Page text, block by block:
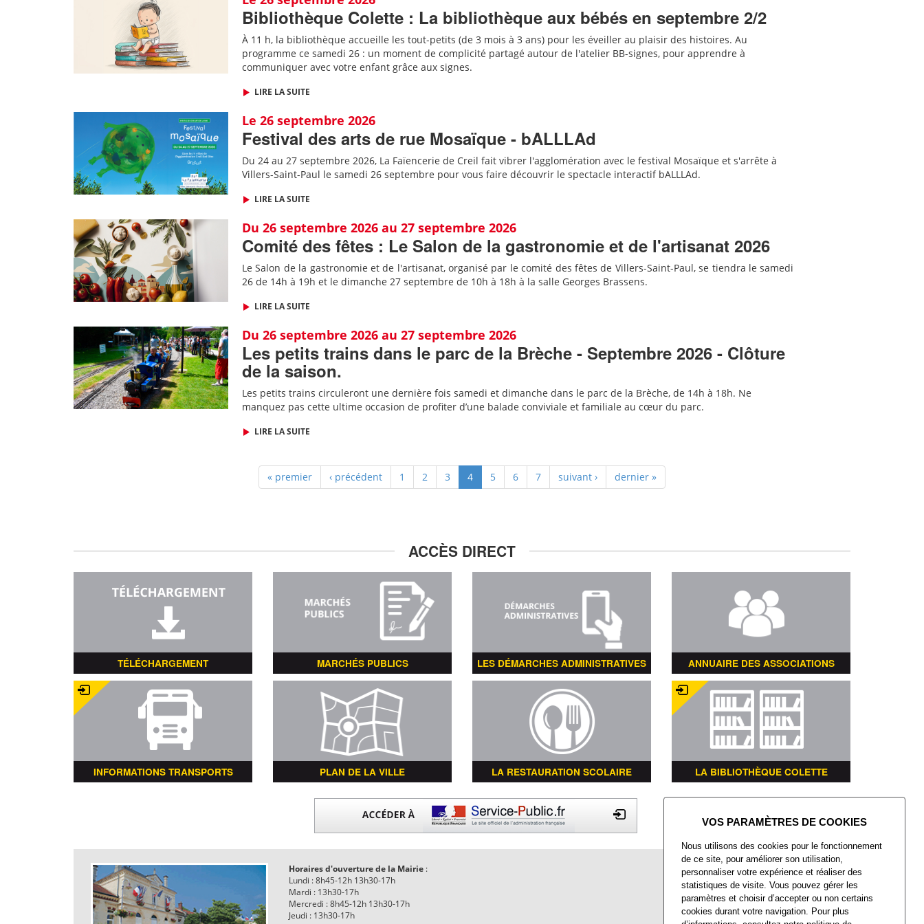
Bibliothèque Colette : La bibliothèque aux bébés en septembre 2/2
À 11 h, la bibliothèque accueille les tout-petits (de 3 mois à 3 ans) pour les éveiller au plaisir des histoires. Au
programme ce samedi 26 : un moment de complicité partagé autour de l'atelier BB-signes, pour apprendre à
communiquer avec votre enfant grâce aux signes.
LIRE LA SUITE
Le 26 septembre 2026
Festival des arts de rue Mosaïque - bALLLAd
Du 24 au 27 septembre 2026, La Faïencerie de Creil fait vibrer l'agglomération avec le festival Mosaïque et s'arrête à
Villers-Saint-Paul le samedi 26 septembre pour vous faire découvrir le spectacle interactif bALLLAd.
LIRE LA SUITE
Du 26 septembre 2026 au 27 septembre 2026
Comité des fêtes : Le Salon de la gastronomie et de l'artisanat 2026
Le Salon de la gastronomie et de l'artisanat, organisé par le comité des fêtes de Villers-Saint-Paul, se tiendra le samedi
26 de 14h à 19h et le dimanche 27 septembre de 10h à 18h à la salle Georges Brassens.
LIRE LA SUITE
Du 26 septembre 2026 au 27 septembre 2026
Les petits trains dans le parc de la Brèche - Septembre 2026 - Clôture
de la saison.
Les petits trains circuleront une dernière fois samedi et dimanche dans le parc de la Brèche, de 14h à 18h. Ne
manquez pas cette ultime occasion de profiter d’une balade conviviale et familiale au cœur du parc.
LIRE LA SUITE
« premier ‹ précédent 1 2 3 4 5 6 7 suivant › dernier »
ACCÈS DIRECT
TÉLÉCHARGEMENT MARCHÉS PUBLICS LES DÉMARCHES ADMINISTRATIVES ANNUAIRE DES ASSOCIATIONS
INFORMATIONS TRANSPORTS PLAN DE LA VILLE LA RESTAURATION SCOLAIRE LA BIBLIOTHÈQUE COLETTE
Horaires d'ouverture de la Mairie:
Lundi : 8h45-12h 13h30-17h
Mardi : 13h30-17h
Mercredi : 8h45-12h 13h30-17h
Jeudi : 13h30-17h
Mairie de Villers-Saint-Paul
Place François Mitterrand
Villers-Saint-Paul
60872 Rieux CEDEX
Nous utilisons des cookies pour le fonctionnement
de ce site, pour améliorer son utilisation,
personnaliser votre expérience et réaliser des
statistiques de visite. Vous pouvez gérer les
paramètres et choisir d’accepter ou non certains
cookies durant votre navigation. Pour plus